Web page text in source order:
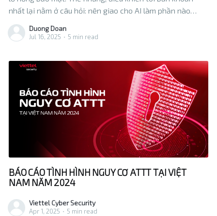
nhất lại nằm ở câu hỏi: nên giao cho AI làm phần nào
trong chuỗi công việc phức tạp đó? Liệu AI có đủ
Duong Doan
Jul 16, 2025 • 5 min read
BÁO CÁO TÌNH HÌNH NGUY CƠ ATTT TẠI VIỆT
NAM NĂM 2024
Viettel Cyber Security
Apr 1, 2025 • 5 min read